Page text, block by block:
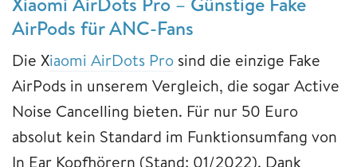
AirPods für ANC-Fans
Die Xiaomi AirDots Pro sind die einzige Fake
AirPods in unserem Vergleich, die sogar Active
Noise Cancelling bieten. Für nur 50 Euro
absolut kein Standard im Funktionsumfang von
In Ear Kopfhörern (Stand: 01/2022). Dank